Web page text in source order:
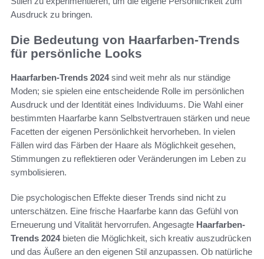
Ausdruck zu bringen.
Die Bedeutung von Haarfarben-Trends
für persönliche Looks
Haarfarben-Trends 2024sind weit mehr als nur ständige
Moden; sie spielen eine entscheidende Rolle im persönlichen
Ausdruck und der Identität eines Individuums. Die Wahl einer
bestimmten Haarfarbe kann Selbstvertrauen stärken und neue
Facetten der eigenen Persönlichkeit hervorheben. In vielen
Fällen wird das Färben der Haare als Möglichkeit gesehen,
Stimmungen zu reflektieren oder Veränderungen im Leben zu
symbolisieren.
Die psychologischen Effekte dieser Trends sind nicht zu
unterschätzen. Eine frische Haarfarbe kann das Gefühl von
Erneuerung und Vitalität hervorrufen. Angesagte Haarfarben-
Trends 2024bieten die Möglichkeit, sich kreativ auszudrücken
und das Äußere an den eigenen Stil anzupassen. Ob natürliche